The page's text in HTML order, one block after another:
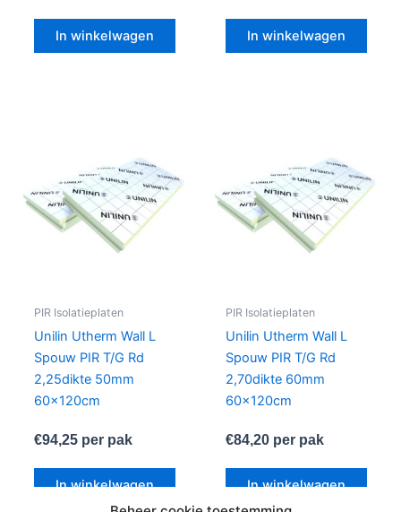
In winkelwagen In winkelwagen
PIR Isolatieplaten
Unilin Utherm Wall L
Spouw PIR T/G Rd
2,25dikte 50mm
60x120cm
€94,25per pak
In winkelwagen
PIR Isolatieplaten
Unilin Utherm Wall L
Spouw PIR T/G Rd
2,70dikte 60mm
60x120cm
€84,20per pak
In winkelwagen